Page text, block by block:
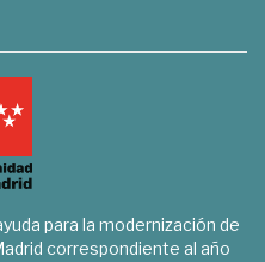
para la modernización de
correspondiente al año